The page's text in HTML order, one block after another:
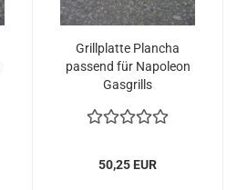
Grillplatte Plancha
passend für Napoleon
Gasgrills
50,25 EUR